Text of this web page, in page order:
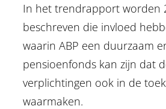
In het trendrapport worden
beschreven die invloed
waarin ABP een duurzaam
pensioenfonds kan zijn dat
verplichtingen ook in de
waarmaken.